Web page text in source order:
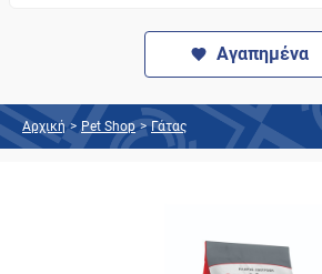
Αγαπημένα
Αρχική > Pet Shop > Γάτας